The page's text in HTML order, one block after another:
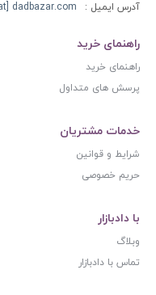
آدرس ایمیل : dadbazar.com
راهنمای خرید
راهنمای خرید
پرسش های متداول
خدمات مشتریان
شرایط و قوانین
حریم خصوصی
با دادبازار
وبلاگ
تماس با دادبازار